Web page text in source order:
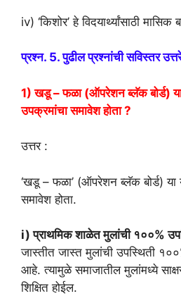
iv) ‘किशोर’ हे विदयार्थ्यांसाठी
प्रश्न. 5. पुढील प्रश्नांची सविस्तर
1) खडू – फळा (ऑपरेशन ब्लॅक बोर्ड)
उपक्रमांचा समावेश होता ?
उत्तर :
‘खडू – फळा’ (ऑपरेशन ब्लॅक बोर्ड)
समावेश होता.
i) प्राथमिक शाळेत मुलांची १००%
जास्तीत जास्त मुलांची उपस्थिती
आहे. त्यामुळे समाजातील मुलांमध्ये
शिक्षित होईल.